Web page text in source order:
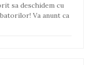
sa deschidem cu
Va anunt ca